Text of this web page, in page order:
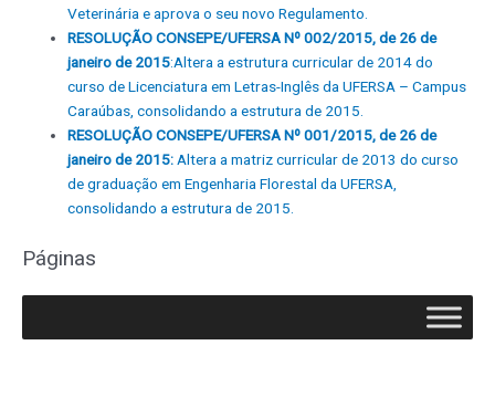
Veterinária e aprova o seu novo Regulamento.
RESOLUÇÃO CONSEPE/UFERSA Nº 002/2015, de 26 de
janeiro de 2015:Altera a estrutura curricular de 2014 do
curso de Licenciatura em Letras-Inglês da UFERSA – Campus
Caraúbas, consolidando a estrutura de 2015.
RESOLUÇÃO CONSEPE/UFERSA Nº 001/2015, de 26 de
janeiro de 2015:Altera a matriz curricular de 2013 do curso
de graduação em Engenharia Florestal da UFERSA,
consolidando a estrutura de 2015.
Páginas